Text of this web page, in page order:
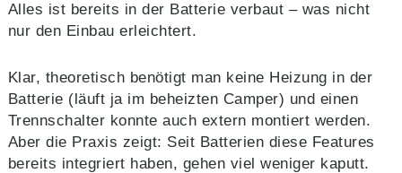
Alles ist bereits in der Batterie verbaut – was nicht
nur den Einbau erleichtert.
Klar, theoretisch benötigt man keine Heizung in der
Batterie (läuft ja im beheizten Camper) und einen
Trennschalter konnte auch extern montiert werden.
Aber die Praxis zeigt: Seit Batterien diese Features
bereits integriert haben, gehen viel weniger kaputt.